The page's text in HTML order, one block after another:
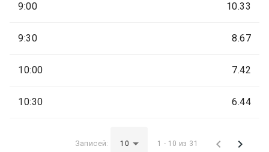
9:00 10.33
9:30 8.67
10:00 7.42
10:30 6.44
Записей: 1 - 10 из 31  